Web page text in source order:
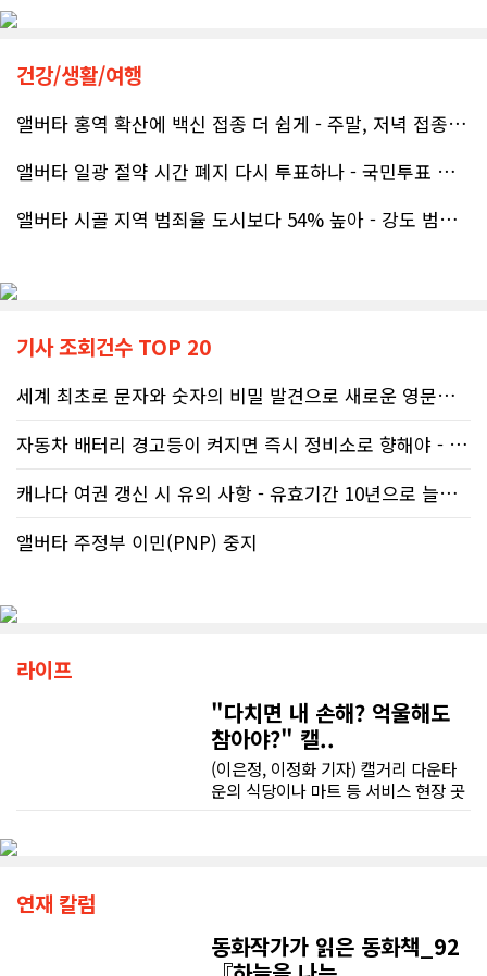
공사가 끝난 후에는 마무리 점검까지 꼼꼼하게 진행해 주시는 모습에서 전문성과 책임감을 느낄 수 있었습니다.
무엇보다 작은 베이스먼트 공간을 밝고 깔끔하면서도 가족 모두가 편하게 사용할 수 있는 공간으로 완성해 주셔서 정말 만족합니다. 특히 아이들과 함께 즐겁게 시간을 보낼 수 있는 공간이 되어 더욱 뜻깊습니다.
베이스먼트 개발을 고민하시는 분들께 B&A를 자신 있게 추천드립니다.
건강/생활/여행
앨버타 홍역 확산에 백신 접종 더 쉽게 - 주말, 저녁 접종 클리닉 열..
앨버타 일광 절약 시간 폐지 다시 투표하나 - 국민투표 기준 낮춰지며 ..
앨버타 시골 지역 범죄율 도시보다 54% 높아 - 강도 범죄는 도시가 ..
기사 조회건수 TOP 20
세계 최초로 문자와 숫자의 비밀 발견으로 새로운 영문법을 발명한 임성빈..
자동차 배터리 경고등이 켜지면 즉시 정비소로 향해야 - 주행중 차량 갑..
캐나다 여권 갱신 시 유의 사항 - 유효기간 10년으로 늘어나 편리
앨버타 주정부 이민(PNP) 중지
라이프
"다치면 내 손해? 억울해도
참아야?" 캘..
(이은정, 이정화 기자) 캘거리 다운타
운의 식당이나 마트 등 서비스 현장 곳
면할 때 이들의 활기찬 미소는 이내 깊
은 막막함으로 바뀐다.현장의 현실은
연재 칼럼
동화작가가 읽은 동화책_92